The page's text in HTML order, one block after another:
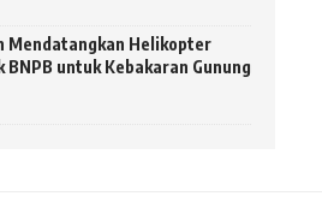
Mendatangkan Helikopter
untuk Kebakaran Gunung